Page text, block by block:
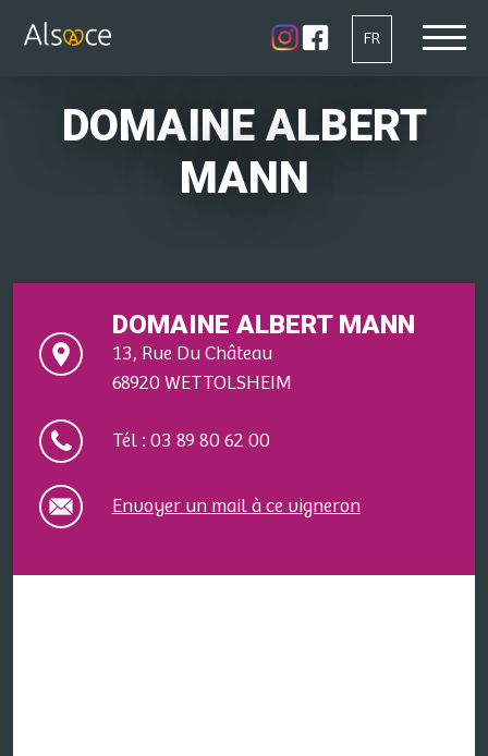
FR
DOMAINE ALBERT
MANN
DOMAINE ALBERT MANN
13, Rue Du Château
68920 WETTOLSHEIM
Tél : 03 89 80 62 00
Envoyer un mail à ce vigneron